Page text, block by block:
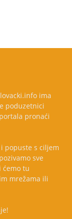
ima
poduzetnici
pronaći
popuste s ciljem
sve
ćemo tu
mrežama ili